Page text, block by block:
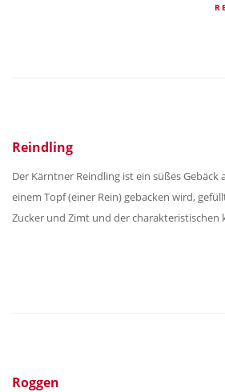
Reindling
Der Kärntner Reindling ist ein süßes Gebäck
einem Topf (einer Rein) gebacken wird,
Zucker und Zimt und der charakteristischen
Roggen